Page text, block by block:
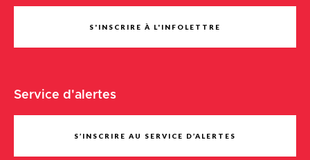
S'INSCRIRE À L'INFOLETTRE
Service d'alertes
S’INSCRIRE AU SERVICE D’ALERTES